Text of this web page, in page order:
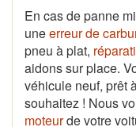
En cas de panne
uneerreur de
pneu à plat,
aidons sur place.
véhicule neuf, prêt
souhaitez ! Nous
moteurde votre